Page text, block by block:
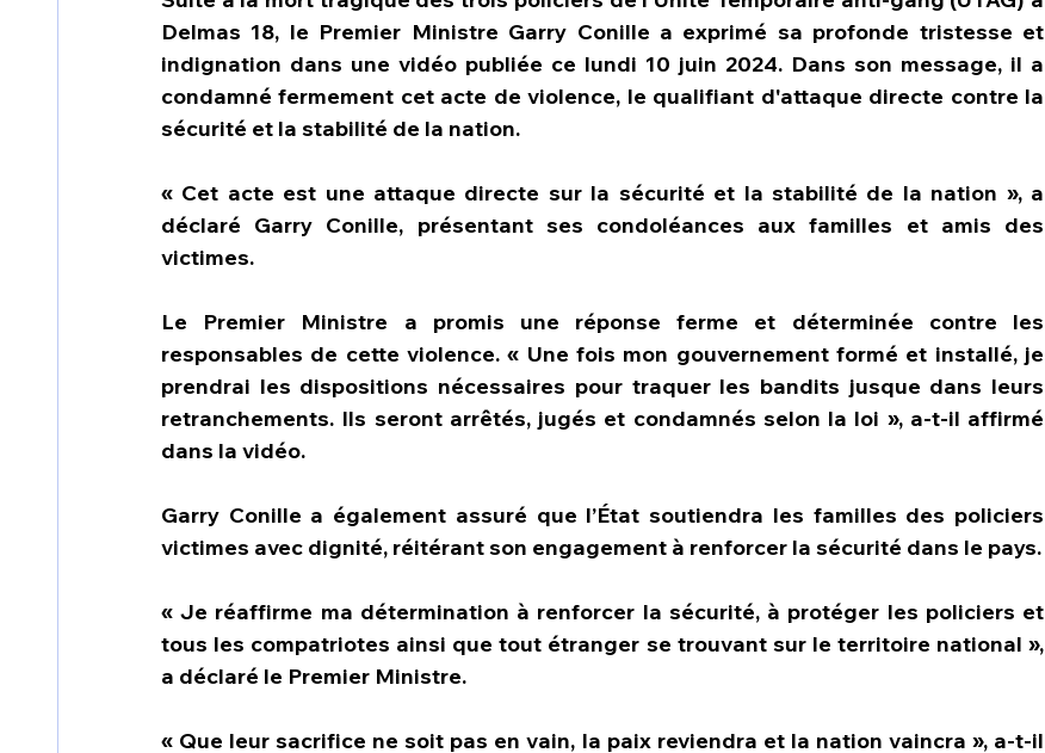
Delmas 18, le Premier Ministre Garry Conille a exprimé sa profonde tristesse et
indignation dans une vidéo publiée ce lundi 10 juin 2024. Dans son message, il a
condamné fermement cet acte de violence, le qualifiant d'attaque directe contre la
sécurité et la stabilité de la nation.
« Cet acte est une attaque directe sur la sécurité et la stabilité de la nation », a
déclaré Garry Conille, présentant ses condoléances aux familles et amis des
victimes.
Le Premier Ministre a promis une réponse ferme et déterminée contre les
responsables de cette violence. « Une fois mon gouvernement formé et installé, je
prendrai les dispositions nécessaires pour traquer les bandits jusque dans leurs
retranchements. Ils seront arrêtés, jugés et condamnés selon la loi », a-t-il affirmé
dans la vidéo.
Garry Conille a également assuré que l’État soutiendra les familles des policiers
victimes avec dignité, réitérant son engagement à renforcer la sécurité dans le pays.
« Je réaffirme ma détermination à renforcer la sécurité, à protéger les policiers et
tous les compatriotes ainsi que tout étranger se trouvant sur le territoire national »,
a déclaré le Premier Ministre.
« Que leur sacrifice ne soit pas en vain, la paix reviendra et la nation vaincra », a-t-il